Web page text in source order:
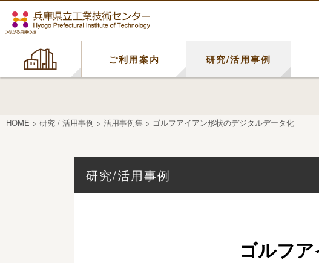
ご利用案内 研究/活用事例
HOME > 研究 / 活用事例 > 活用事例集 > ゴルフアイアン形状のデジタルデータ化
研究/活用事例
ゴルフ